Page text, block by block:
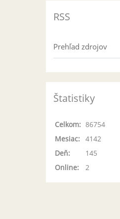
RSS
Prehľad zdrojov
Štatistiky
Online: 2
Celkom: 86754
Mesiac:
4142
Deň:
145